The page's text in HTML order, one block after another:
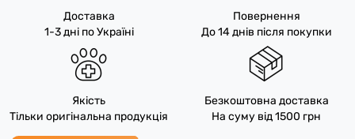
Доставка
1-3 дні по Україні
Повернення
До 14 днів після покупки
Якість
Тільки оригінальна продукція
Безкоштовна доставка
На суму від 1500 грн